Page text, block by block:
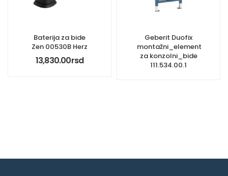
Baterija za bide
Zen 00530B Herz
13,830.00rsd
Geberit Duofix
montažni_element
za konzolni_bide
111.534.00.1